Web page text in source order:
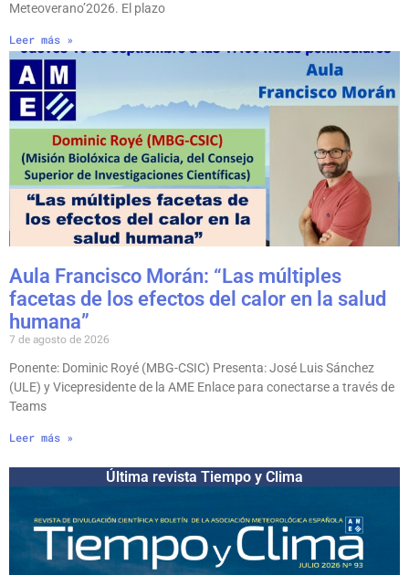
Meteoverano’2026. El plazo
Leer más »
Aula Francisco Morán: “Las múltiples
facetas de los efectos del calor en la salud
humana”
7 de agosto de 2026
Ponente: Dominic Royé (MBG-CSIC) Presenta: José Luis Sánchez
(ULE) y Vicepresidente de la AME Enlace para conectarse a través de
Teams
Leer más »
Última revista Tiempo y Clima